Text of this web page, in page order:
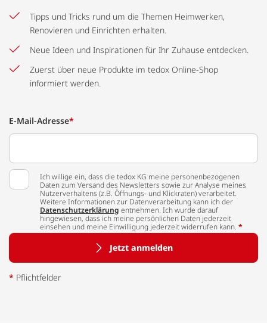
Tipps und Tricks rund um die Themen Heimwerken,
Renovieren und Einrichten erhalten.
Neue Ideen und Inspirationen für Ihr Zuhause entdecken.
Zuerst über neue Produkte im tedox Online-Shop
informiert werden.
E-Mail-Adresse*
Ich willige ein, dass die tedox KG meine personenbezogenen
Daten zum Versand des Newsletters sowie zur Analyse meines
Nutzerverhaltens (z.B. Öffnungs- und Klickraten) verarbeitet.
Weitere Informationen zur Datenverarbeitung kann ich der
Datenschutzerklärung entnehmen. Ich wurde darauf
hingewiesen, dass ich meine persönlichen Daten jederzeit
einsehen und meine Einwilligung jederzeit widerrufen kann. *
Jetzt anmelden
* Pflichtfelder